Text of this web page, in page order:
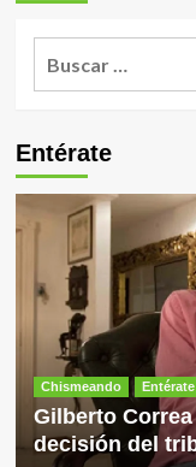
Entérate
Chismeando Entérate
Gilberto
decisión del